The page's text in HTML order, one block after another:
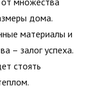
дома.
материалы и
– залог успеха.
стоять